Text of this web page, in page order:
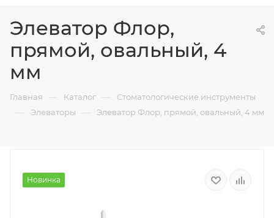
Элеватор Флор,
прямой, овальный, 4
мм
Главная — Каталог — Стоматологические инструменты
— Элеваторы — Элеватор Флор, прямой, овальный, 4 мм
Новинка